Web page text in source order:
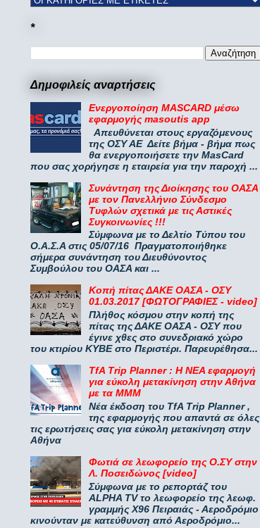
*
Δημοφιλείς αναρτήσεις
Ενεργοποίηση MASCARD μέσω
εφαρμογής masoutis app
Απευθύνεται στους εργαζόμενους
της ΟΣΥ ΑΕ Δείτε βήμα - βήμα πως
θα ενεργοποιήσετε την MasCard
που σας χορήγησε η εταιρεία για την παροχή ...
Συνάντηση της Διοίκησης του ΟΑΣΑ
με τον Πανελλήνιο Σύνδεσμο
Τυφλών σχετικά με τις Αστικές
Συγκοινωνίες !!!
Σύμφωνα με το Δελτίο Τύπου του
Ο.Α.Σ.Α στις 05/07/16 Πραγματοποιήθηκε
σήμερα συνάντηση του Διευθύνοντος
Συμβούλου του ΟΑΣΑ και ...
Κοπή πίτας ΔΑΚΕ ΟΑΣΑ - ΟΣΥ
01.03.2017 [ΦΩΤΟΓΡΑΦΙΕΣ - video]
Πλήθος κόσμου στην κοπή της
πίτας της ΔΑΚΕ ΟΑΣΑ - ΟΣΥ που
έγινε χθες στο συνεδριακό χώρο
του κτιρίου ΚΥΒΕ στο Περιστέρι. Παρευρέθησα...
TfA Trip Planner : Η ΝΕΑ εφαρμογή
για εύκολη μετακίνηση στην Αθήνα
με τα ΜΜΜ
Νέα έκδοση του TfA Trip Planner ,
της εφαρμογής που απαντά σε όλες
τις ερωτήσεις σας για εύκολη μετακίνηση στην
Αθήνα
Φωτιά σε λεωφορείο της Ο.ΣΥ στην
Λ. Ποσειδώνος [video]
Σύμφωνα με το ρεπορτάζ του
ALPHA TV το λεωφορείο της λεωφ.
γραμμής Χ96 Πειραιάς - Αεροδρόμιο
κινούνταν με κατεύθυνση από Αεροδρόμιο...